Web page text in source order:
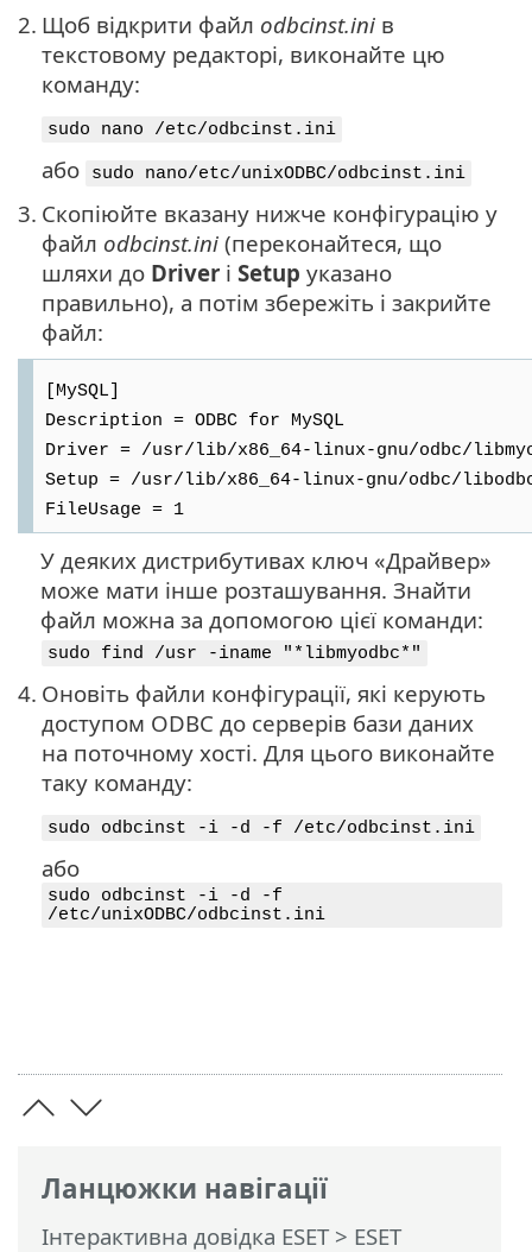
Ланцюжки навігації
Інтерактивна довідка ESET> ESET
2. Щоб відкрити файл odbcinst.ini в
текстовому редакторі, виконайте цю
команду:
sudo nano /etc/odbcinst.ini
або sudo nano/etc/unixODBC/odbcinst.ini
3. Скопіюйте вказану нижче конфігурацію у
файл odbcinst.ini (переконайтеся, що
шляхи до Driver і Setup указано
правильно), а потім збережіть і закрийте
файл:
[MySQL]
Description = ODBC for MySQL
Driver = /usr/lib/x86_64-linux-gnu/odbc/
Setup = /usr/lib/x86_64-linux-gnu/odbc/
FileUsage = 1
У деяких дистрибутивах ключ «Драйвер»
може мати інше розташування. Знайти
файл можна за допомогою цієї команди:
sudo find /usr -iname "*libmyodbc*"
4. Оновіть файли конфігурації, які керують
доступом ODBC до серверів бази даних
на поточному хості. Для цього виконайте
таку команду:
sudo odbcinst -i -d -f /etc/odbcinst.ini
або
sudo odbcinst -i -d -f
/etc/unixODBC/odbcinst.ini